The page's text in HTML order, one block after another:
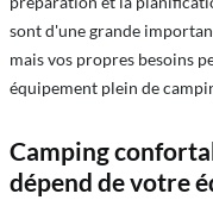
sont d'une grande
mais vos propres besoins
équipement plein de
Camping
dépend de votre